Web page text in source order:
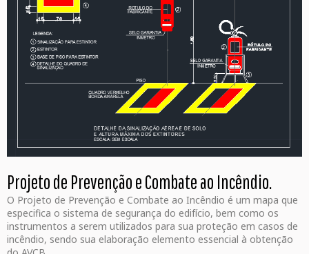
Projeto de Prevenção e Combate ao Incêndio.
O Projeto de Prevenção e Combate ao Incêndio é um mapa que
especifica o sistema de segurança do edifício, bem como os
instrumentos a serem utilizados para sua proteção em casos de
incêndio, sendo sua elaboração elemento essencial à obtenção